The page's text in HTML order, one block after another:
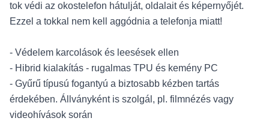
tok védi az okostelefon hátulját, oldalait és képernyőjét.
Ezzel a tokkal nem kell aggódnia a telefonja miatt!
- Védelem karcolások és leesések ellen
- Hibrid kialakítás - rugalmas TPU és kemény PC
- Gyűrű típusú fogantyú a biztosabb kézben tartás
érdekében. Állványként is szolgál, pl. filmnézés vagy
videohívások során